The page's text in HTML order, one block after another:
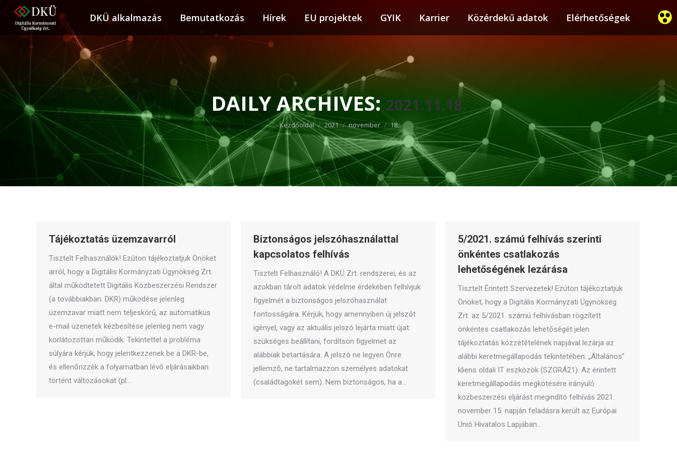
DKÜ alkalmazás Bemutatkozás Hírek EU projektek GYIK Karrier Közérdekű adatok Elérhetőségek
DAILY ARCHIVES: 2021.11.18.
You are here:
Kezdőoldal 2021 november 18
Tájékoztatás üzemzavarról
Tisztelt Felhasználók! Ezúton tájékoztatjuk Önöket
arról, hogy a Digitális Kormányzati Ügynökség Zrt.
által működtetett Digitális Közbeszerzési Rendszer
(a továbbiakban: DKR) működése jelenleg
üzemzavar miatt nem teljeskörű, az automatikus
e-mail üzenetek kézbesítése jelenleg nem vagy
korlátozottan működik. Tekintettel a probléma
súlyára kérjük, hogy jelentkezzenek be a DKR-be,
és ellenőrizzék a folyamatban lévő eljárásaikban
történt változásokat (pl.…
Biztonságos jelszóhasználattal
kapcsolatos felhívás
Tisztelt Felhasználó! A DKÜ Zrt. rendszerei, és az
azokban tárolt adatok védelme érdekében felhívjuk
figyelmét a biztonságos jelszóhasználat
fontosságára. Kérjük, hogy amennyiben új jelszót
igényel, vagy az aktuális jelszó lejárta miatt újat
szükséges beállítani, fordítson figyelmet az
alábbiak betartására. A jelszó ne legyen Önre
jellemző, ne tartalmazzon személyes adatokat
(családtagokét sem). Nem biztonságos, ha a…
5/2021. számú felhívás szerinti
önkéntes csatlakozás
lehetőségének lezárása
Tisztelt Érintett Szervezetek! Ezúton tájékoztatjuk
Önöket, hogy a Digitális Kormányzati Ügynökség
Zrt. az 5/2021. számú felhívásban rögzített
önkéntes csatlakozás lehetőségét jelen
tájékoztatás közzétételének napjával lezárja az
alábbi keretmegállapodás tekintetében: „Általános”
kliens oldali IT eszközök (SZGRÁ21). Az érintett
keretmegállapodás megkötésére irányuló
közbeszerzési eljárást megindító felhívás 2021.
november 15. napján feladásra került az Európai
Unió Hivatalos Lapjában…
DKÜ alkalmazás Bemutatkozás Hírek EU projektek GYIK Karrier Közérdekű adatok Elérhetőségek